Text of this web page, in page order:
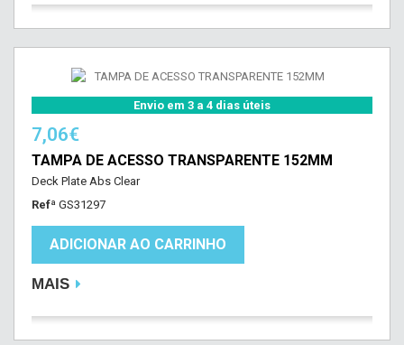
Envio em 3 a 4 dias úteis
7,06€
TAMPA DE ACESSO TRANSPARENTE 152MM
Deck Plate Abs Clear
Refª GS31297
ADICIONAR AO CARRINHO
MAIS